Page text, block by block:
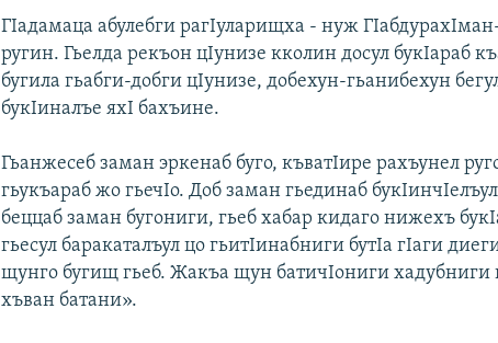
ГIадамаца абулебги рагIуларищха - нуж
ругин. Гьелда рекъон цIунизе кколин досул букIараб
бугила гьабги-добги цIунизе, добехун-гьанибехун
букIиналъе яхI бахъине.
Гьанжесеб заман эркенаб буго, къватIире рахъунел
гьукъараб жо гьечIо. Доб заман гьединаб
беццаб заман бугониги, гьеб хабар кидаго нижехъ
гьесул баракаталъул цо гьитIинабниги бутIа гIаги
щунго бугищ гьеб. Жакъа щун батичIониги хадубниги
хъван батани».